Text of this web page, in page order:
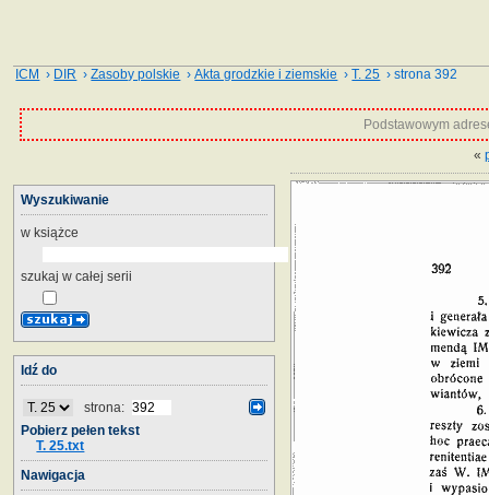
ICM › DIR ›Zasoby polskie ›Akta grodzkie i ziemskie ›T. 25 › strona 392
Podstawowym
«
Wyszukiwanie
w książce
szukaj w całej serii
Idź do
strona:
Pobierz pełen tekst
T. 25.txt
Nawigacja